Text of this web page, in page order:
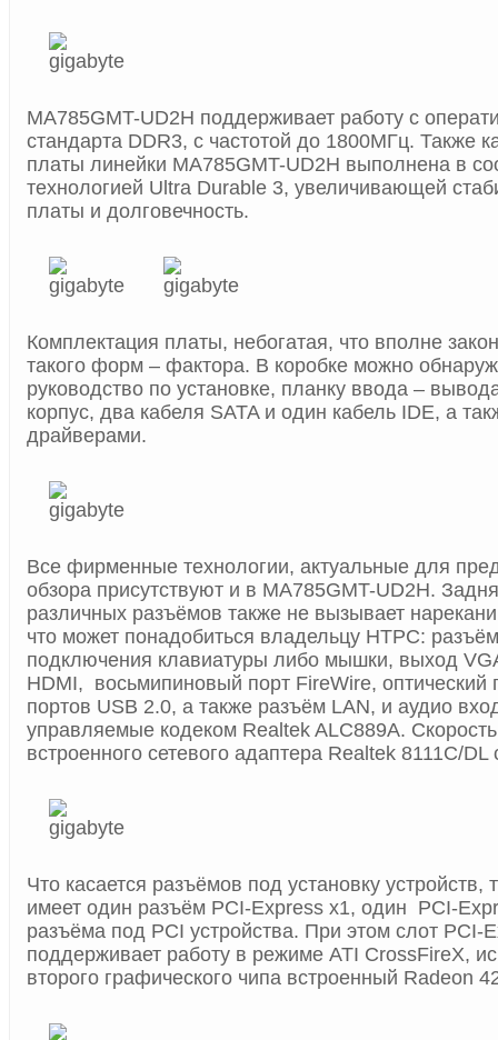
MA785GMT-UD2H поддерживает работу с
стандарта DDR3, с частотой до 1800MГц. Также
платы линейки MA785GMT-UD2H выполнена в
технологией Ultra Durable 3, увеличивающей
платы и долговечность.
Комплектация платы, небогатая, что вполне
такого форм – фактора. В коробке можно
руководство по установке, планку ввода –
корпус, два кабеля SATA и один кабель IDE, а
драйверами.
Все фирменные технологии, актуальные для
обзора присутствуют и в MA785GMT-UD2H.
различных разъёмов также не вызывает
что может понадобиться владельцу HTPC:
подключения клавиатуры либо мышки, выход
HDMI, восьмипиновый порт FireWire, оптический
портов USB 2.0, а также разъём LAN, и аудио
управляемые кодеком Realtek ALC889A.
встроенного сетевого адаптера Realtek 8111C/DL
Что касается разъёмов под установку устройств,
имеет один разъём PCI-Express x1, один PCI-
разъёма под PCI устройства. При этом слот PCI-
поддерживает работу в режиме ATI CrossFireX,
второго графического чипа встроенный Radeon